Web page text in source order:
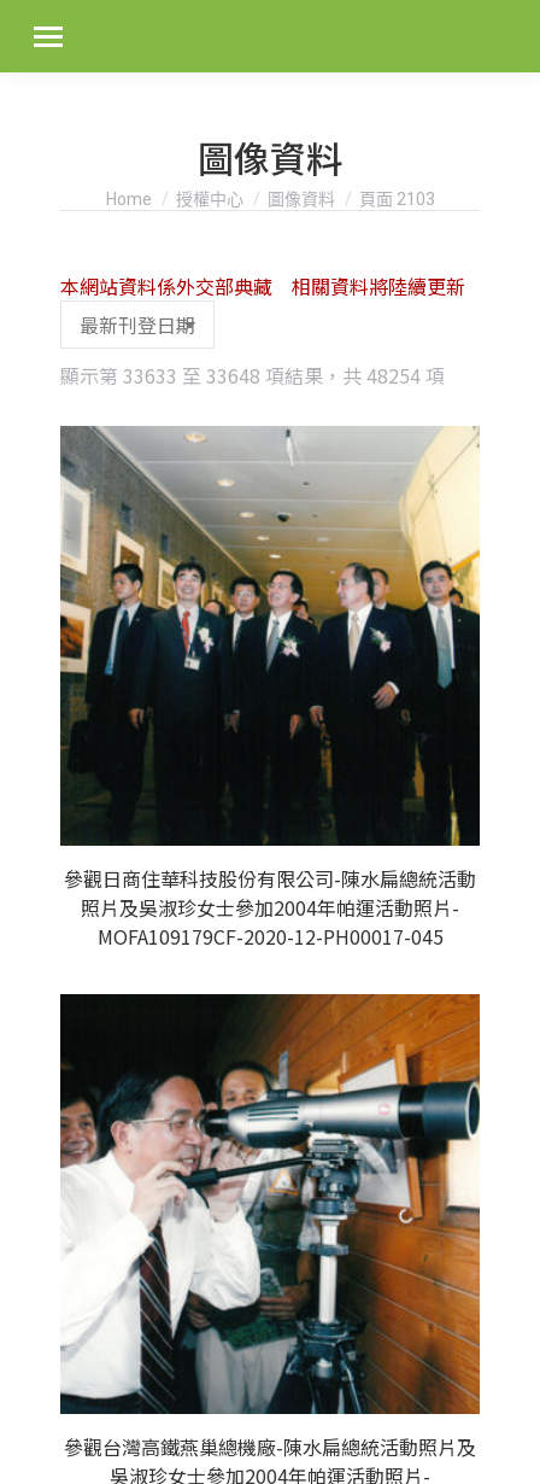
圖像資料
You are here:
Home 授權中心 圖像資料 頁面 2103
顯示第 33633 至 33648 項結果，共 48254 項
latest
本網站資料係外交部典藏 相關資料將陸續更新
參觀日商住華科技股份有限公司-陳水扁總統活動
照片及吳淑珍女士參加2004年帕運活動照片-
MOFA109179CF-2020-12-PH00017-045
參觀台灣高鐵燕巢總機廠-陳水扁總統活動照片及
吳淑珍女士參加2004年帕運活動照片-